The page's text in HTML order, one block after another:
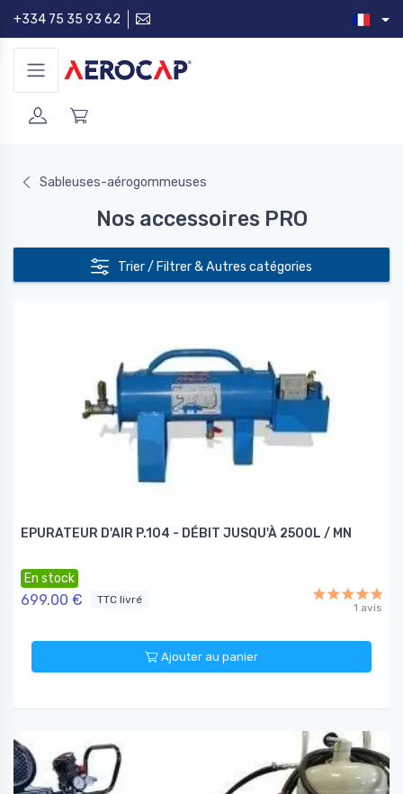
+334 75 35 93 62
Sableuses-aérogommeuses
Nos accessoires PRO
Trier / Filtrer & Autres catégories
EPURATEUR D'AIR P.104 - DÉBIT JUSQU'À 2500L / MN
En stock
699.00 € TTC livré
1 avis
Ajouter au panier